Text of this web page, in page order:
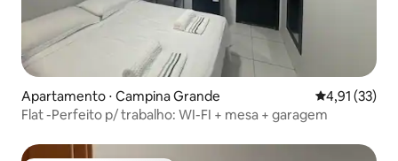
Apartamento ⋅ Campina Grande 4,91 de uma
4,91 (33)
Flat -Perfeito p/ trabalho: WI-FI + mesa + garagem